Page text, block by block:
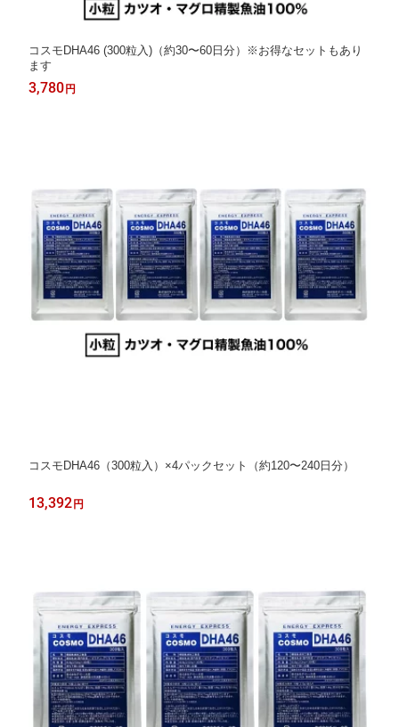
コスモDHA46 (300粒入)（約30〜60日分）※お得なセットもあり
ます
3,780円
コスモDHA46（300粒入）×4パックセット（約120〜240日分）
13,392円